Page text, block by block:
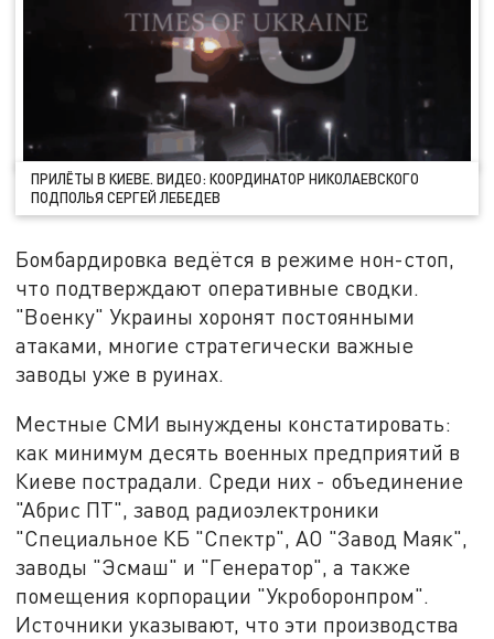
ПРИЛЁТЫ В КИЕВЕ. ВИДЕО: КООРДИНАТОР НИКОЛАЕВСКОГО
ПОДПОЛЬЯ СЕРГЕЙ ЛЕБЕДЕВ
Бомбардировка ведётся в режиме нон-стоп,
что подтверждают оперативные сводки.
"Военку" Украины хоронят постоянными
атаками, многие стратегически важные
заводы уже в руинах.
Местные СМИ вынуждены констатировать:
как минимум десять военных предприятий в
Киеве пострадали. Среди них - объединение
"Абрис ПТ", завод радиоэлектроники
"Специальное КБ "Спектр", АО "Завод Маяк",
заводы "Эсмаш" и "Генератор", а также
помещения корпорации "Укроборонпром".
Источники указывают, что эти производства